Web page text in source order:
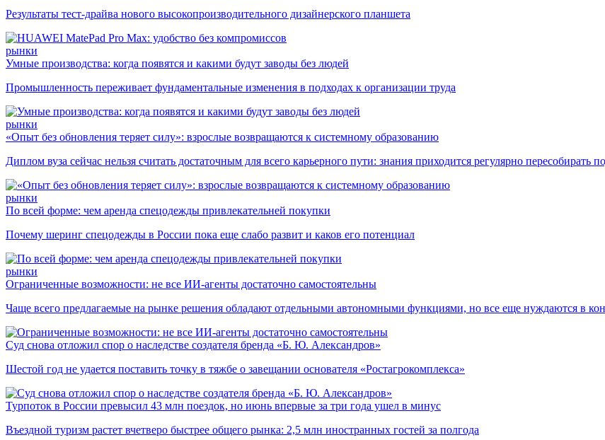
Результаты тест-драйва нового высокопроизводительного дизайнерского планшета
рынки
Умные производства: когда появятся и какими будут заводы без людей
Промышленность переживает фундаментальные изменения в подходах к организации труда
рынки
«Опыт без обновления теряет силу»: взрослые возвращаются к системному образованию
Диплом вуза сейчас нельзя считать достаточным для всего карьерного пути: знания приходится регулярно пересобирать
рынки
По всей форме: чем аренда спецодежды привлекательней покупки
Почему шеринг спецодежды в России пока еще слабо развит и каков его потенциал
рынки
Ограниченные возможности: не все ИИ-агенты достаточно самостоятельны
Чаще всего предлагаемые на рынке решения обладают отдельными автономными функциями, но все еще нуждаются в
Суд снова отложил спор о наследстве создателя бренда «Б. Ю. Александров»
Шестой год не удается поставить точку в тяжбе о завещании основателя «Ростагрокомплекса»
Турпоток в России превысил 43 млн поездок, но июнь впервые за три года ушел в минус
Въездной туризм растет вчетверо быстрее общего рынка: 2,5 млн иностранных гостей за полгода